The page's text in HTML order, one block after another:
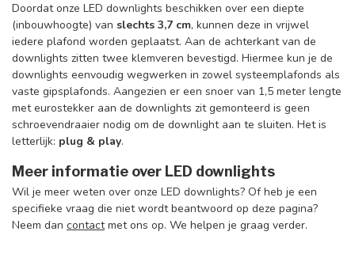
Doordat onze LED downlights beschikken over een diepte
(inbouwhoogte) van slechts 3,7 cm, kunnen deze in vrijwel
iedere plafond worden geplaatst. Aan de achterkant van de
downlights zitten twee klemveren bevestigd. Hiermee kun je de
downlights eenvoudig wegwerken in zowel systeemplafonds als
vaste gipsplafonds. Aangezien er een snoer van 1,5 meter lengte
met eurostekker aan de downlights zit gemonteerd is geen
schroevendraaier nodig om de downlight aan te sluiten. Het is
letterlijk: plug & play.
Meer informatie over LED downlights
Wil je meer weten over onze LED downlights? Of heb je een
specifieke vraag die niet wordt beantwoord op deze pagina?
Neem dan contactmet ons op. We helpen je graag verder.